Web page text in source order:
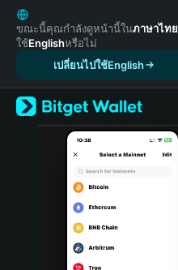
English
日本語
Tiếng Việt
Español (Latinoamérica)
Türkçe
Italiano
Português (Portugal)
Bahasa Indonesia
ขณะนี้คุณกำลังดูหน้านี้ในภาษาไทย
ใช้Englishหรือไม่
เปลี่ยนไปใช้English